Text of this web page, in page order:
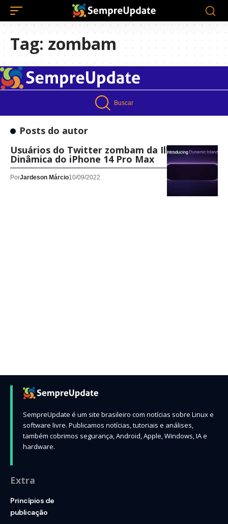
Tag: zombam
Buscar
Posts do autor
Usuários do Twitter zombam da Ilha
Dinâmica do iPhone 14 Pro Max
PorJardeson Márcio10/09/2022
SempreUpdate é um site brasileiro com notícias sobre Linux e
software livre. Publicamos notícias, tutoriais e análises,
também cobrimos segurança, Android, Apple, Windows, IA e
hardware.
Extra
Princípios de
publicação